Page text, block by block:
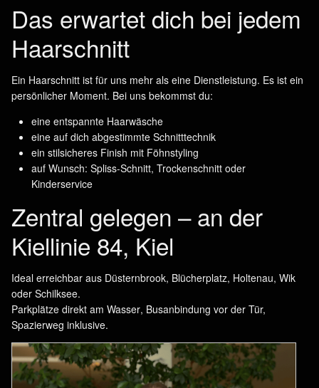
Das erwartet dich bei jedem
Haarschnitt
Ein Haarschnitt ist für uns mehr als eine Dienstleistung. Es ist ein
persönlicher Moment. Bei uns bekommst du:
eine entspannte Haarwäsche
eine auf dich abgestimmte Schnitttechnik
ein stilsicheres Finish mit Föhnstyling
auf Wunsch: Spliss-Schnitt, Trockenschnitt oder
Kinderservice
Zentral gelegen – an der
Kiellinie 84, Kiel
Ideal erreichbar aus Düsternbrook, Blücherplatz, Holtenau, Wik
oder Schilksee.
Parkplätze direkt am Wasser, Busanbindung vor der Tür,
Spazierweg inklusive.